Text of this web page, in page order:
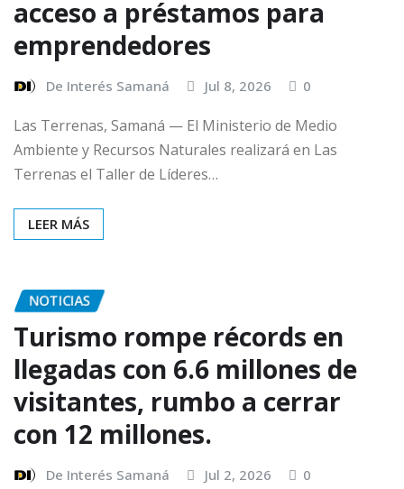
acceso a préstamos para
emprendedores
De Interés Samaná Jul 8, 2026 0
Las Terrenas, Samaná — El Ministerio de Medio
Ambiente y Recursos Naturales realizará en Las
Terrenas el Taller de Líderes…
LEER MÁS
NOTICIAS
Turismo rompe récords en
llegadas con 6.6 millones de
visitantes, rumbo a cerrar
con 12 millones.
De Interés Samaná Jul 2, 2026 0